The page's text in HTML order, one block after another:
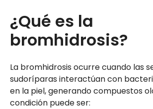
¿Qué es la
bromhidrosis?
La bromhidrosis ocurre cuando las
sudoríparas interactúan con
en la piel, generando compuestos
condición puede ser: